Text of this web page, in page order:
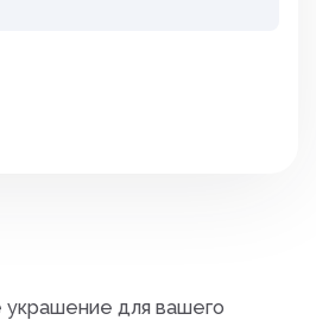
украшение для вашего